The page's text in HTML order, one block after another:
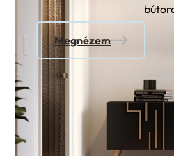
Megnézem